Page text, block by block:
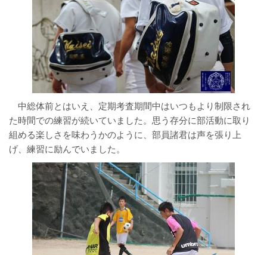
中総体前とはいえ、定期考査期間中はいつもより制限され
た時間での練習が続いていました。思う存分に部活動に取り
組める楽しさを味わうかのように、部員諸君は声を張り上
げ、練習に励んでいました。